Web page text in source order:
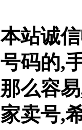
本站诚
号码的,
那么容
家卖号,